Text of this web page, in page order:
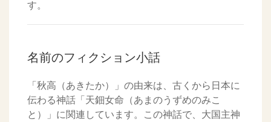
す。
名前のフィクション小話
「秋高（あきたか）」の由来は、古くから日本に
伝わる神話「天鈿女命（あまのうずめのみこ
と）」に関連しています。この神話で、大国主神